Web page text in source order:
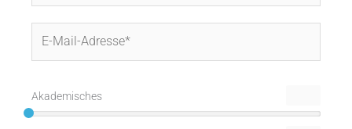
Mail-
Akademisches